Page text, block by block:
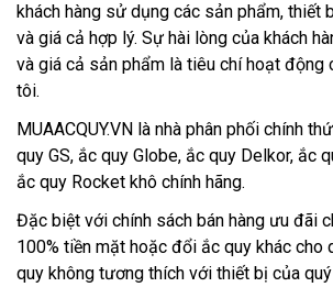
khách hàng sử dụng các sản phẩm, thiết
và giá cả hợp lý. Sự hài lòng của khách
và giá cả sản phẩm là tiêu chí hoạt động
tôi.
MUAACQUY.VN là nhà phân phối chính
quy GS, ắc quy Globe, ắc quy Delkor, ắc
ắc quy Rocket khô chính hãng.
Đặc biệt với chính sách bán hàng ưu đãi
100% tiền mặt hoặc đổi ắc quy khác cho
quy không tương thích với thiết bị của